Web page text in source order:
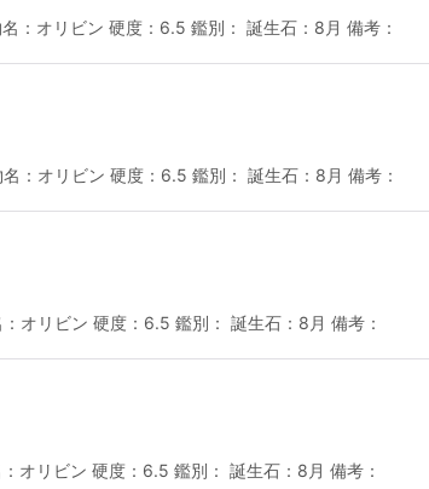
：オリビン 硬度：6.5 鑑別： 誕生石：8月 備考：
：オリビン 硬度：6.5 鑑別： 誕生石：8月 備考：
オリビン 硬度：6.5 鑑別： 誕生石：8月 備考：
オリビン 硬度：6.5 鑑別： 誕生石：8月 備考：